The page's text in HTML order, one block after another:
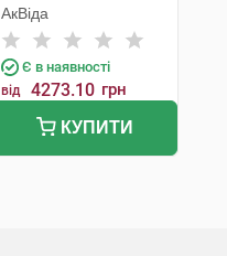
АкВіда
Є в наявності
від 4273.10 грн
КУПИТИ